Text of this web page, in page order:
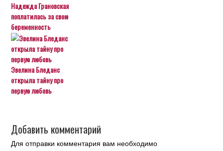
Надежда Грановская
поплатилась за свою
беременность
Эвелина Бледанс
открыла тайну про
первую любовь
Добавить комментарий
Для отправки комментария вам необходимо